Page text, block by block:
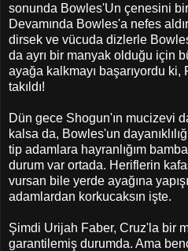
sonunda Bowles'Un çenesini
Devamında Bowles'a nefes
dirsek ve vücuda dizlerle
da ayrı bir manyak olduğu için
ayağa kalkmayı başarıyordu
takıldı!
Dün gece Shogun'ın mucizevi
kalsa da, Bowles'un
tip adamlara hayranlığım
durum var ortada. Heriflerin
vursan bile yerde ayağına
adamlardan korkucaksın işte.
Şimdi Urijah Faber, Cruz'la bir
garantilemiş durumda. Ama